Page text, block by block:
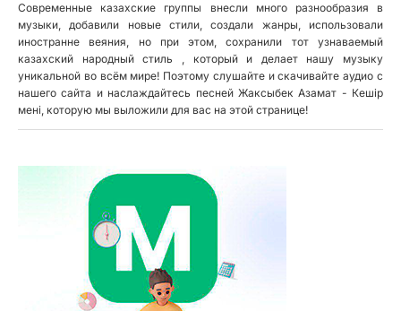
Современные казахские группы внесли много разнообразия в
музыки, добавили новые стили, создали жанры, использовали
иностранне веяния, но при этом, сохранили тот узнаваемый
казахский народный стиль , который и делает нашу музыку
уникальной во всём мире! Поэтому слушайте и скачивайте аудио с
нашего сайта и наслаждайтесь песней Жаксыбек Азамат - Кешiр
менi, которую мы выложили для вас на этой странице!